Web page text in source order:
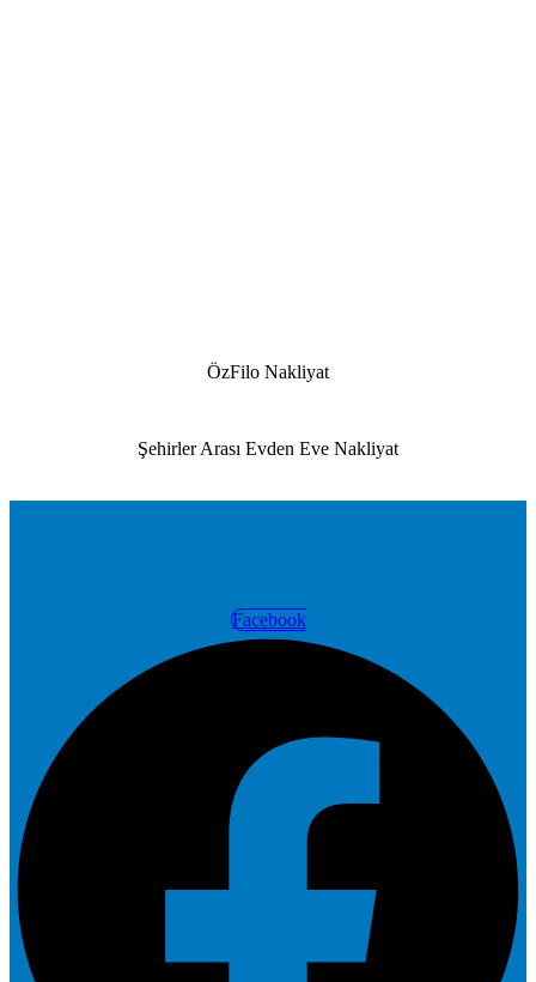
ÖzFilo Nakliyat
Şehirler Arası Evden Eve Nakliyat
Facebook